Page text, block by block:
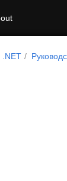
.NET